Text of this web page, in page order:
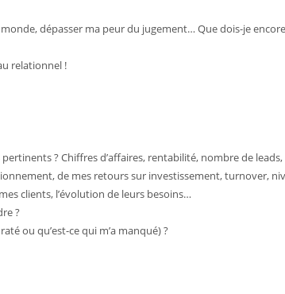
dépasser ma peur du jugement… Que dois-je encore
relationnel !
? Chiffres d’affaires, rentabilité, nombre de leads,
de mes retours sur investissement, turnover,
clients, l’évolution de leurs besoins…
?
ou qu’est-ce qui m’a manqué) ?